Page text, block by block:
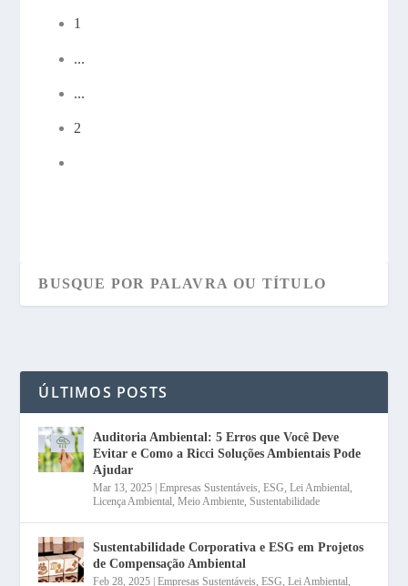
1
...
...
2
ÚLTIMOS POSTS
Auditoria Ambiental: 5 Erros que Você Deve
Evitar e Como a Ricci Soluções Ambientais Pode
Ajudar
Mar 13, 2025 |Empresas Sustentáveis,ESG,Lei Ambiental,
Licença Ambiental,Meio Ambiente,Sustentabilidade
Sustentabilidade Corporativa e ESG em Projetos
de Compensação Ambiental
Feb 28, 2025 |Empresas Sustentáveis,ESG,Lei Ambiental,